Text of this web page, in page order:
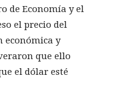
de Economía y el
el precio del
económica y
que ello
el dólar esté